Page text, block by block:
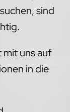
sind
mit uns auf
in die